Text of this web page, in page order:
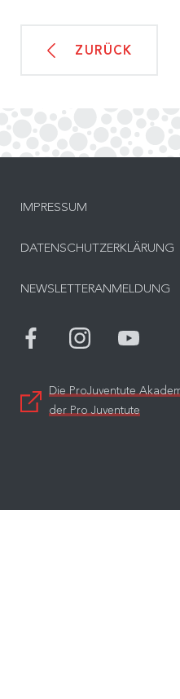
ZURÜCK
IMPRESSUM
DATENSCHUTZERKLÄRUNG
NEWSLETTERANMELDUNG
Die ProJuventute
der Pro Juventute